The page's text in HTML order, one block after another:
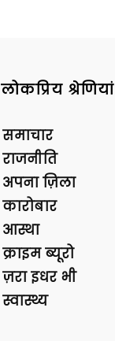
लोकप्रिय श्रेणियां
समाचार
राजनीति
अपना ज़िला
कारोबार
आस्था
क्राइम ब्यूरो
ज़रा इधर भी
स्वास्थ्य